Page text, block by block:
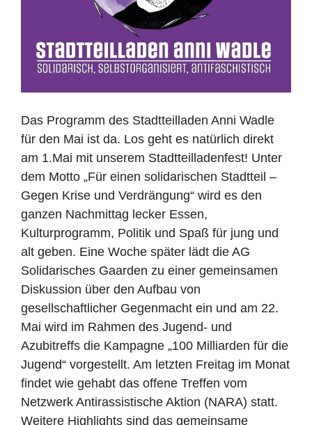
Das Programm des Stadtteilladen Anni Wadle
für den Mai ist da. Los geht es natürlich direkt
am 1.Mai mit unserem Stadtteilladenfest! Unter
dem Motto „Für einen solidarischen Stadtteil –
Gegen Krise und Verdrängung“ wird es den
ganzen Nachmittag lecker Essen,
Kulturprogramm, Politik und Spaß für jung und
alt geben. Eine Woche später lädt die AG
Solidarisches Gaarden zu einer gemeinsamen
Diskussion über den Aufbau von
gesellschaftlicher Gegenmacht ein und am 22.
Mai wird im Rahmen des Jugend- und
Azubitreffs die Kampagne „100 Milliarden für die
Jugend“ vorgestellt. Am letzten Freitag im Monat
findet wie gehabt das offene Treffen vom
Netzwerk Antirassistische Aktion (NARA) statt.
Weitere Highlights sind das gemeinsame